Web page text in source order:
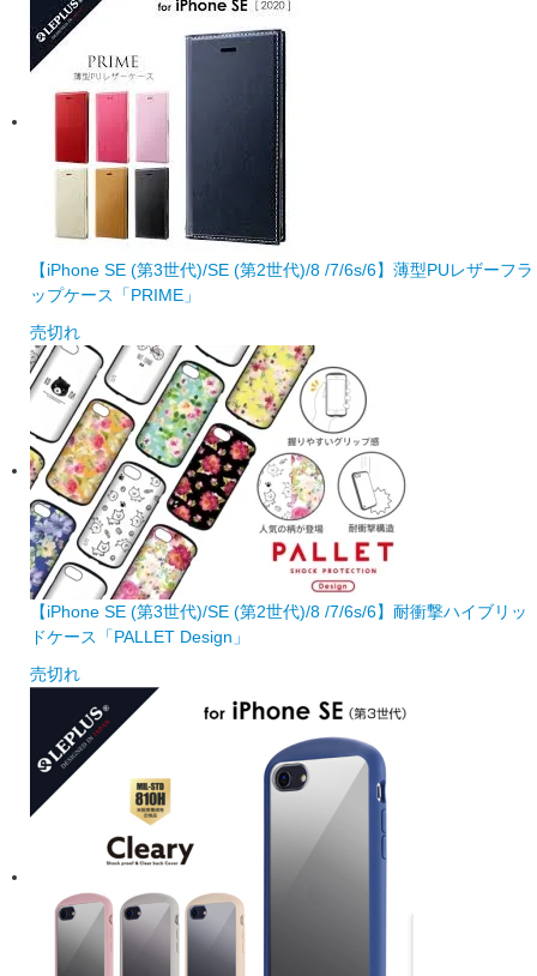
【iPhone SE (第3世代)/SE (第2世代)/8 /7/6s/6】薄型PUレザーフラ
ップケース「PRIME」
売切れ
【iPhone SE (第3世代)/SE (第2世代)/8 /7/6s/6】耐衝撃ハイブリッ
ドケース「PALLET Design」
売切れ